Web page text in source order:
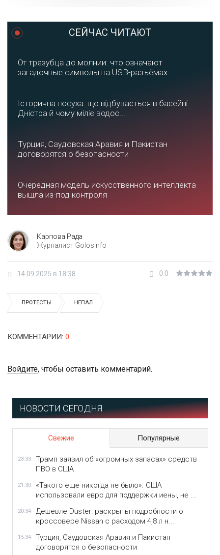
СЕЙЧАС ЧИТАЮТ
От трезубца до молнии: что означают
загадочные символы на USB-разъёмах...
Історична посуха: що відбувається в басейні
Дністра й чому міліє водос...
Турция, Саудовская Аравия и Пакистан
договорятся о безопасности
Очередная модель искусственного интеллекта
вышла из-под контроля
Карпова Рада
Журналист GolosInfo
14.09.2025 в 18:38 0.0
ПРОТЕСТЫ НЕПАЛ
КОММЕНТАРИИ: 0
Войдите, чтобы оставить комментарий.
НОВОСТИ СЕГОДНЯ
Свежие Популярные
23:33
Трамп заявил об «огромных запасах» средств
ПВО в США
21:30
«Такого еще никогда не было». США
использовали евро для поддержки иены, не ...
20:34
Дешевле Duster: раскрыты подробности о
кроссовере Nissan с расходом 4,8 л н...
15:34
Турция, Саудовская Аравия и Пакистан
договорятся о безопасности